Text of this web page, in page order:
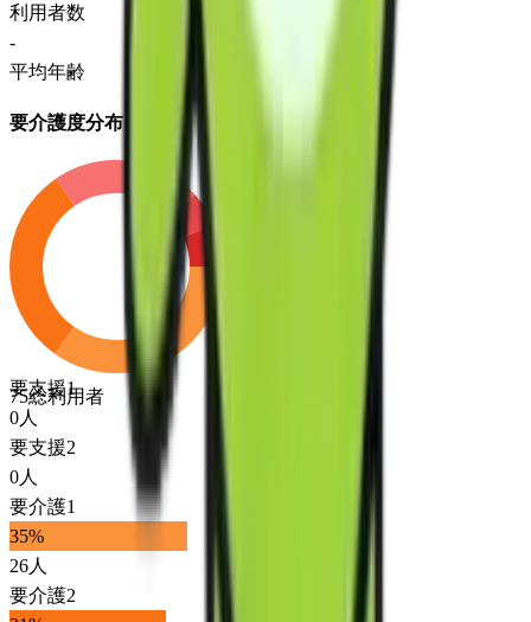
利用者数
-
平均年齢
要介護度分布
75総利用者
要支援1
0人
要支援2
0人
要介護1
35%
26人
要介護2